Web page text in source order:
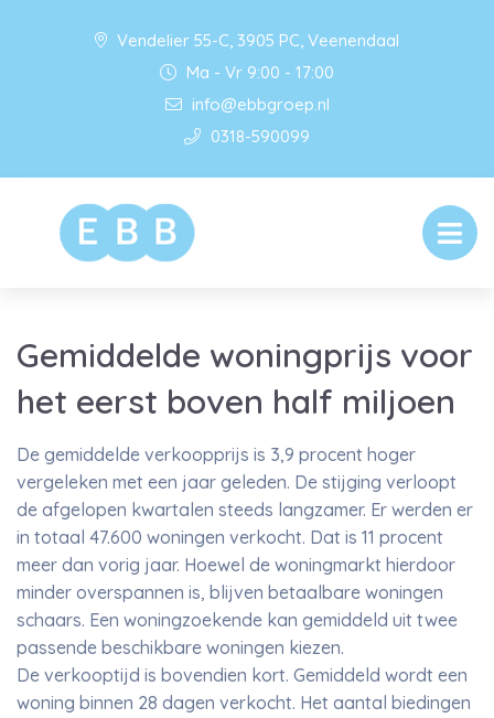
Vendelier 55-C, 3905 PC, Veenendaal
Ma - Vr 9:00 - 17:00
info@ebbgroep.nl
0318-590099
Gemiddelde woningprijs voor
het eerst boven half miljoen
De gemiddelde verkoopprijs is 3,9 procent hoger
vergeleken met een jaar geleden. De stijging verloopt
de afgelopen kwartalen steeds langzamer. Er werden er
in totaal 47.600 woningen verkocht. Dat is 11 procent
meer dan vorig jaar. Hoewel de woningmarkt hierdoor
minder overspannen is, blijven betaalbare woningen
schaars. Een woningzoekende kan gemiddeld uit twee
passende beschikbare woningen kiezen.
De verkooptijd is bovendien kort. Gemiddeld wordt een
woning binnen 28 dagen verkocht. Het aantal biedingen